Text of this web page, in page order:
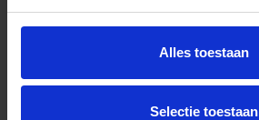
Alles toestaan
Selectie toestaan
Klantenservice Ome Dick